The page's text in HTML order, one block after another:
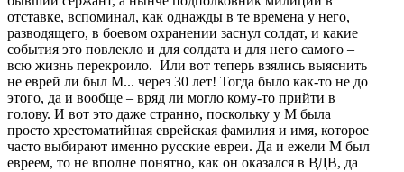
отставке, вспоминал, как однажды в те времена у него,
разводящего, в боевом охранении заснул солдат, и какие
события это повлекло и для солдата и для него самого –
всю жизнь перекроило. Или вот теперь взялись выяснить
не еврей ли был М... через 30 лет! Тогда было как-то не до
этого, да и вообще – вряд ли могло кому-то прийти в
голову. И вот это даже странно, поскольку у М была
просто хрестоматийная еврейская фамилия и имя, которое
часто выбирают именно русские евреи. Да и ежели М был
евреем, то не вполне понятно, как он оказался в ВДВ, да